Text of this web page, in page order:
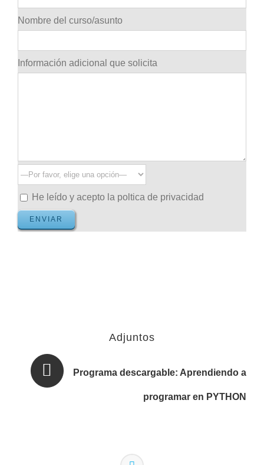
Nombre del curso/asunto
Información adicional que solicita
He leído y acepto la poltica de privacidad
Adjuntos
Programa descargable: Aprendiendo a
programar en PYTHON